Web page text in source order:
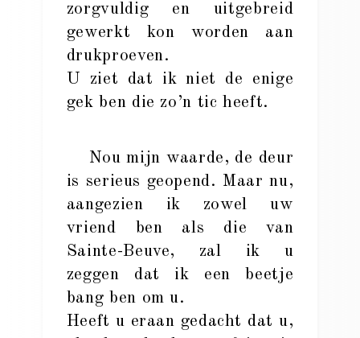
zorgvuldig en uitgebreid
gewerkt kon worden aan
drukproeven.
U ziet dat ik niet de enige
gek ben die zo’n tic heeft.
Nou mijn waarde, de deur
is serieus geopend. Maar nu,
aangezien ik zowel uw
vriend ben als die van
Sainte-Beuve, zal ik u
zeggen dat ik een beetje
bang ben om u.
Heeft u eraan gedacht dat u,